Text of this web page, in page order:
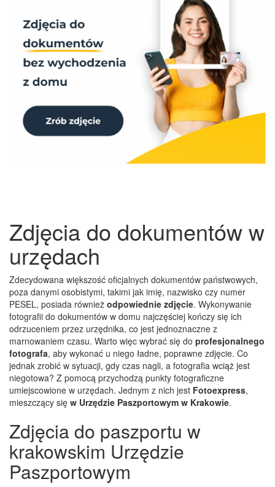
Zdjęcia do dokumentów w
urzędach
Zdecydowana większość oficjalnych dokumentów państwowych,
poza danymi osobistymi, takimi jak imię, nazwisko czy numer
PESEL, posiada również odpowiednie zdjęcie. Wykonywanie
fotografii do dokumentów w domu najczęściej kończy się ich
odrzuceniem przez urzędnika, co jest jednoznaczne z
marnowaniem czasu. Warto więc wybrać się do profesjonalnego
fotografa, aby wykonać u niego ładne, poprawne zdjęcie. Co
jednak zrobić w sytuacji, gdy czas nagli, a fotografia wciąż jest
niegotowa? Z pomocą przychodzą punkty fotograficzne
umiejscowione w urzędach. Jednym z nich jest Fotoexpress,
mieszczący się w Urzędzie Paszportowym w Krakowie.
Zdjęcia do paszportu w
krakowskim Urzędzie
Paszportowym